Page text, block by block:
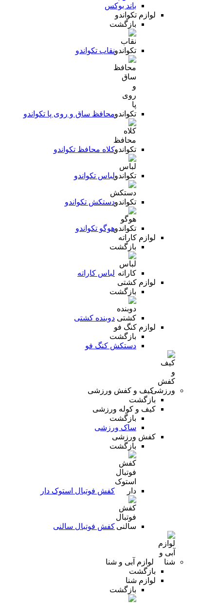
باند بوکس
لوازم تکواندو
بازگشت
نقاب تکواندو
محافظ ساق و روی پا تکواندو
کلاه محافظ تکواندو
لباس تکواندو
دستکش تکواندو
هوگو تکواندو
لوازم کاراته
بازگشت
لباس کاراته
لوازم کشتی
بازگشت
دوبنده کشتی
لوازم کنگ فو
بازگشت
دستکش کنگ فو
کیف و کفش ورزشی
بازگشت
کیف و کوله ورزشی
بازگشت
ساک ورزشی
کفش ورزشی
بازگشت
کفش فوتبال استوک دار
کفش فوتبال سالنی
لوازم آبی و شنا
بازگشت
لوازم شنا
بازگشت